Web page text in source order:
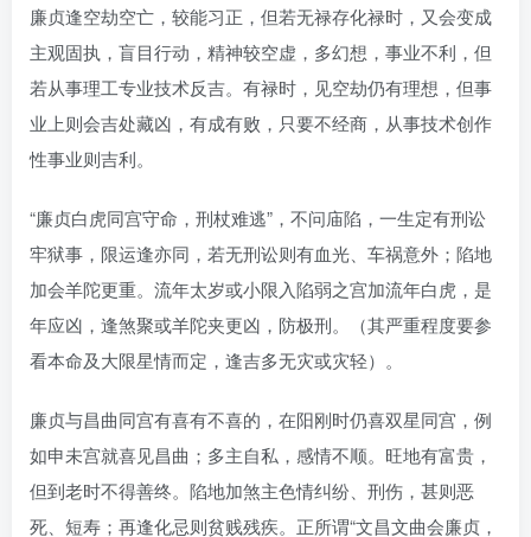
廉贞逢空劫空亡，较能习正，但若无禄存化禄时，又会变成
主观固执，盲目行动，精神较空虚，多幻想，事业不利，但
若从事理工专业技术反吉。有禄时，见空劫仍有理想，但事
业上则会吉处藏凶，有成有败，只要不经商，从事技术创作
性事业则吉利。
“廉贞白虎同宫守命，刑杖难逃”，不问庙陷，一生定有刑讼
牢狱事，限运逢亦同，若无刑讼则有血光、车祸意外；陷地
加会羊陀更重。流年太岁或小限入陷弱之宫加流年白虎，是
年应凶，逢煞聚或羊陀夹更凶，防极刑。（其严重程度要参
看本命及大限星情而定，逢吉多无灾或灾轻）。
廉贞与昌曲同宫有喜有不喜的，在阳刚时仍喜双星同宫，例
如申未宫就喜见昌曲；多主自私，感情不顺。旺地有富贵，
但到老时不得善终。陷地加煞主色情纠纷、刑伤，甚则恶
死、短寿；再逢化忌则贫贱残疾。正所谓“文昌文曲会廉贞，